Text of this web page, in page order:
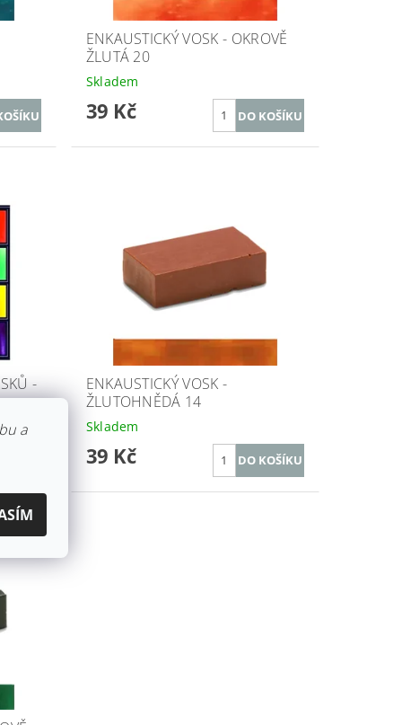
ENKAUSTICKÝ VOSK - OKROVĚ
ŽLUTÁ 20
Skladem
39 Kč
-
ENKAUSTICKÝ VOSK -
ŽLUTOHNĚDÁ 14
Skladem
39 Kč
a